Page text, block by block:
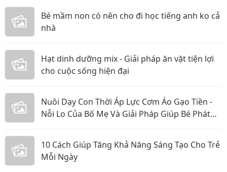
Bé mầm non có nên cho đi học tiếng anh ko cả
nhà
Hạt dinh dưỡng mix - Giải pháp ăn vặt tiện lợi
cho cuộc sống hiện đại
Nuôi Dạy Con Thời Áp Lực Cơm Áo Gạo Tiền -
Nỗi Lo Của Bố Mẹ Và Giải Pháp Giúp Bé Phát
10 Cách Giúp Tăng Khả Năng Sáng Tạo Cho Trẻ
Mỗi Ngày